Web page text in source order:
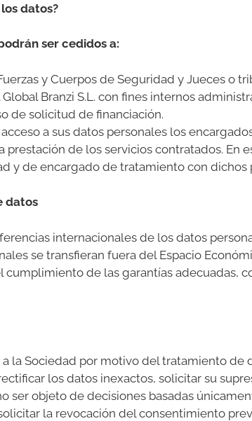
datos?
ser cedidos a:
y Cuerpos de Seguridad y Jueces o
Branzi S.L. con fines internos
de solicitud de financiación.
a sus datos personales los
prestación de los servicios contratados. En
y de encargado de tratamiento con dichos
datos
internacionales de los datos
se transfieran fuera del Espacio
de las garantías adecuadas,
la Sociedad por motivo del tratamiento de
los datos inexactos, solicitar su
ser objeto de decisiones basadas
la revocación del consentimiento